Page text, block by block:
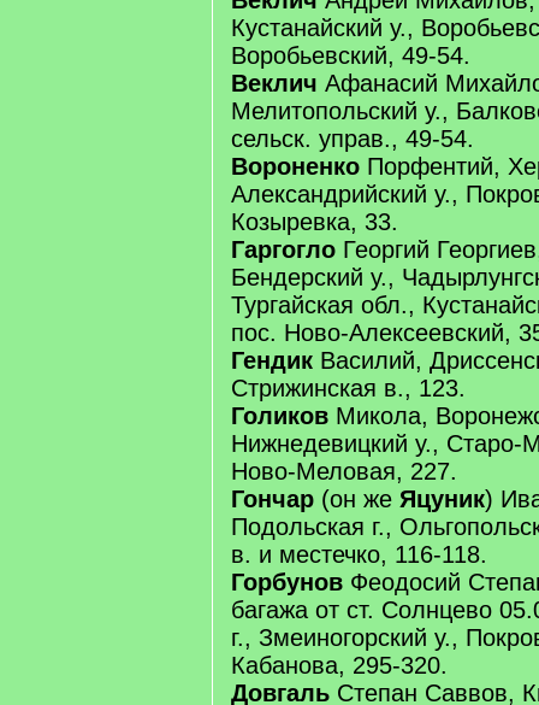
Кустанайский у.,
Воробьевский, 49-54.
Веклич Афанасий
Мелитопольский у.,
сельск. управ., 49-54.
Вороненко Порфентий,
Александрийский у.,
Козыревка, 33.
Гаргогло Георгий
Бендерский у.,
Тургайская обл.,
пос. Ново-Алексеевский,
Гендик Василий,
Стрижинская в., 123.
Голиков Микола,
Нижнедевицкий у., Старо-
Ново-Меловая, 227.
Гончар (он же Яцуник)
Подольская г.,
в. и местечко, 116-118.
Горбунов Феодосий
багажа от ст. Солнцево
г., Змеиногорский у.,
Кабанова, 295-320.
Довгаль Степан Саввов,